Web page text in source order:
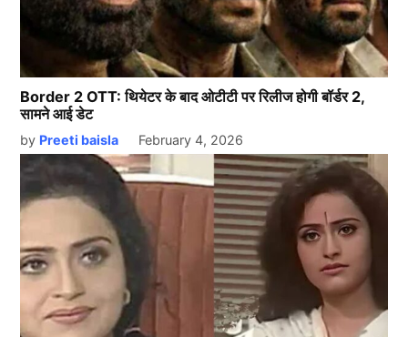
Border 2 OTT: थियेटर के बाद ओटीटी पर रिलीज होगी बॉर्डर 2,
सामने आई डेट
by Preeti baisla February 4, 2026